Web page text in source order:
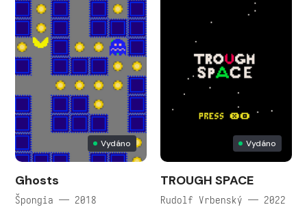
Vydáno
Ghosts
Špongia — 2018
Vydáno
TROUGH SPACE
Rudolf Vrbenský — 2022